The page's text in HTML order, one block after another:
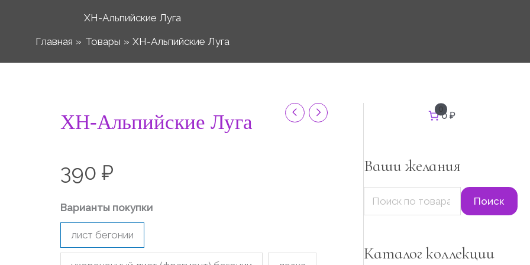
ХН-Альпийские Луга
Главная
Товары ХН-Альпийские Луга
ХН-Альпийские Луга
390₽
Варианты покупки
лист бегонии
товара
Альпийские
Луга
0
0 ₽
Ваши желания
ь
Поиск
Каталог коллекции